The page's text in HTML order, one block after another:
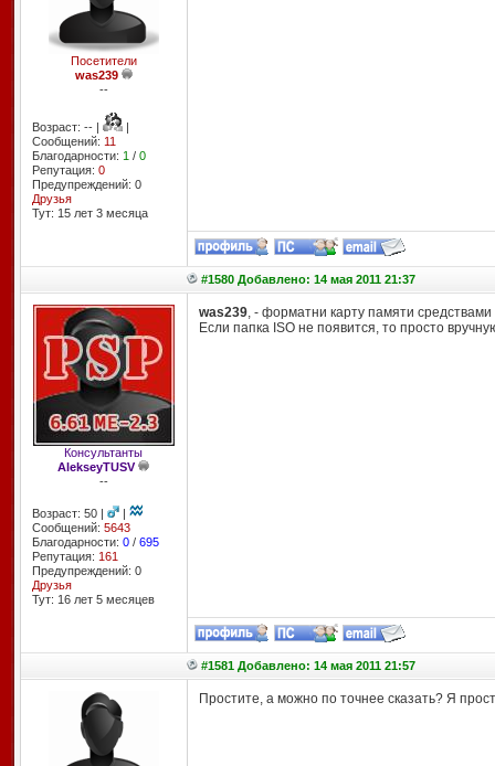
Посетители
was239
--
Возраст: -- |
|
Сообщений: 11
Благодарности: 1 / 0
Репутация: 0
Предупреждений: 0
Друзья
Тут: 15 лет 3 месяцa
#1580 Добавлено: 14 мая 2011 21:37
Консультанты
AlekseyTUSV
--
Возраст: 50 |
|
Сообщений: 5643
Благодарности: 0/ 695
Репутация: 161
Предупреждений: 0
Друзья
Тут: 16 лет 5 месяцев
was239, - форматни карту памяти
Если папка ISO не появится, то просто
#1581 Добавлено: 14 мая 2011 21:57
Простите, а можно по точнее сказать? Я